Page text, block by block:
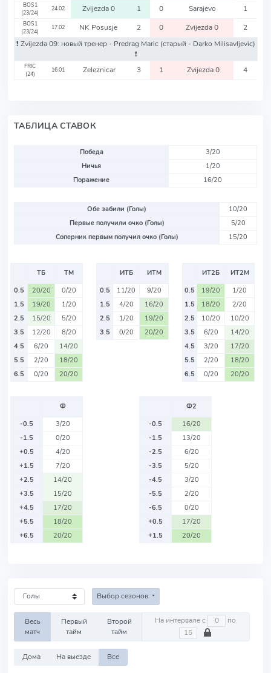
BOS1
(23/24)
24.02 Zvijezda 0 1 0 Sarajevo 1
BOS1
(23/24)
17.02 NK Posusje 2 0 Zvijezda 0
2
❗️ Zvijezda 09: новый тренер - Predrag Maric (старый - Darko Milisavljevic)
❗️
FRIC
(24)
16.01 Zeleznicar 3 1 Zvijezda 0 4
ТАБЛИЦА СТАВОК
Победа
3/20
Ничья
1/20
Поражение
16/20
Обе забили (Голы)
10/20
Первые получили очко (Голы)
5/20
Соперник первым получил очко (Голы)
15/20
ТБ
ТМ
0.5
20/20
0/20
1.5
19/20
1/20
2.5
15/20
5/20
3.5
12/20
8/20
4.5
6/20
14/20
5.5
2/20
18/20
6.5
0/20 20/20
ИТБ
ИТМ
0.5
11/20
9/20
1.5
4/20
16/20
2.5
1/20
19/20
3.5
0/20 20/20
ИТ2Б
ИТ2М
0.5
19/20
1/20
1.5
18/20
2/20
2.5
10/20
10/20
3.5
6/20
14/20
4.5
3/20
17/20
5.5
2/20
18/20
6.5
0/20 20/20
Ф
-0.5
3/20
-1.5
0/20
+0.5
4/20
+1.5
7/20
+2.5
14/20
+3.5
15/20
+4.5
17/20
+5.5
18/20
+6.5
20/20
Ф2
-0.5
16/20
-1.5
13/20
-2.5
6/20
-3.5
5/20
-4.5
3/20
-5.5
2/20
-6.5
0/20
+0.5
17/20
+1.5
20/20
Выбор сезонов
Весь
матч
Первый
тайм
Второй
тайм
На интервале с по
Дома На выезде Все